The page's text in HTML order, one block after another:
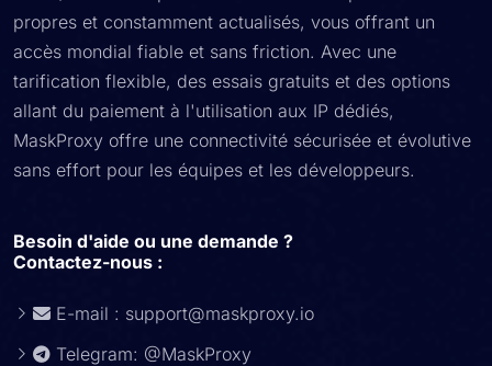
propres et constamment actualisés, vous offrant un
accès mondial fiable et sans friction. Avec une
tarification flexible, des essais gratuits et des options
allant du paiement à l'utilisation aux IP dédiés,
MaskProxy offre une connectivité sécurisée et évolutive
sans effort pour les équipes et les développeurs.
Besoin d'aide ou une demande ?
Contactez-nous :
E-mail : support@maskproxy.io
Telegram: @MaskProxy